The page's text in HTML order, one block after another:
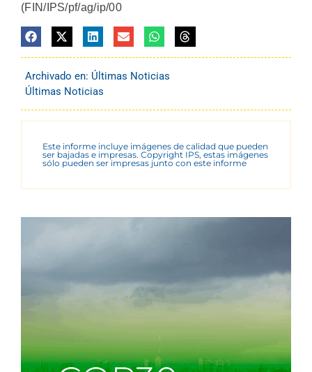
(FIN/IPS/pf/ag/ip/00
Archivado en: Últimas Noticias
Últimas Noticias
Este informe incluye imágenes de calidad que pueden
ser bajadas e impresas. Copyright IPS, estas imágenes
sólo pueden ser impresas junto con este informe